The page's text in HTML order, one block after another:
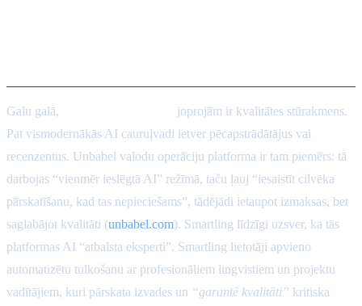
Galu galā,
joprojām ir kvalitātes stūrakmens.
Pat vismodernākās AI cauruļvadi ietver pēcapstrādātājus vai
recenzentus. Unbabel valodu operāciju platforma ir tam piemērs: tā
darbojas “vienmēr ieslēgtā AI” režīmā, taču ļauj “iesaistīt cilvēka
pārskatīšanu, kad tas nepieciešams”, tādējādi ietaupot izmaksas, bet
saglabājot kvalitāti (unbabel.com). Smartling līdzīgi uzsver, ka tās
platformas AI “atbalsta eksperti”. Smartling lietotāji apvieno
automatizētu tulkošanu ar profesionāliem lingvistiem un projektu
vadītājiem, kuri pārskata izvades un “garantē kvalitāti” kritiska